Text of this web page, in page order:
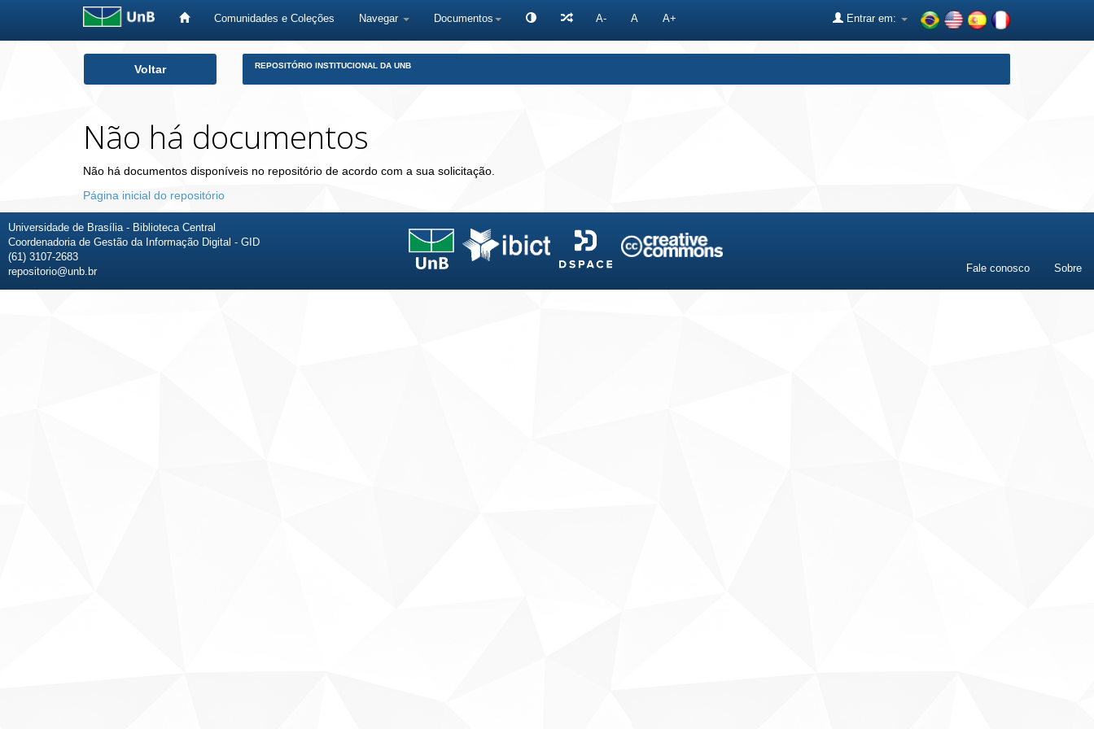
Comunidades e Coleções Navegar Documentos A- A A+ Entrar em:
Voltar REPOSITÓRIO INSTITUCIONAL DA UNB
Não há documentos
Não há documentos disponíveis no repositório de acordo com a sua solicitação.
Página inicial do repositório
Universidade de Brasília - Biblioteca Central
Coordenadoria de Gestão da Informação Digital - GID
(61) 3107-2683
repositorio@unb.br
Fale conosco Sobre